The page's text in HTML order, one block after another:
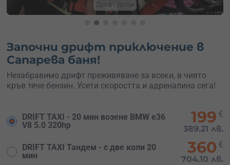
Ваучер за дрифт
Започни дрифт приключение в
Сапарева баня!
Незабравимо дрифт преживяване за всеки, в чиято
кръв тече бензин. Усети скоростта и адреналина сега!
DRIFT TAXI - 20 мин возене BMW e36
V8 5.0 320hp
199 €
389.21 лв.
DRIFT TAXI Тандем - с две коли 20
мин
360 €
704.10 лв.